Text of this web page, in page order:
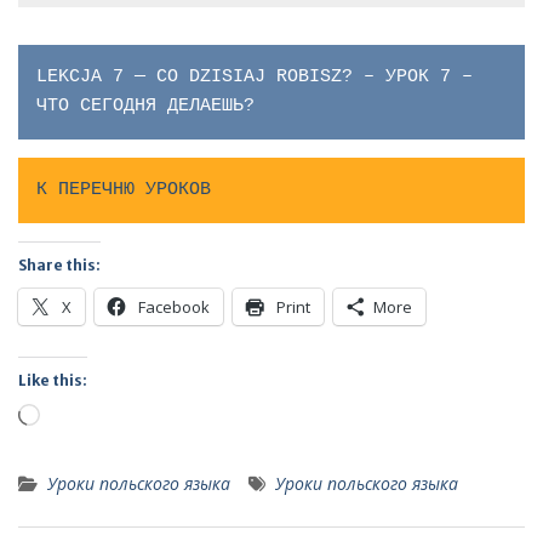
LEKCJA 7 — CO DZISIAJ ROBISZ? – УРОК 7 –
ЧТО СЕГОДНЯ ДЕЛАЕШЬ?
К ПЕРЕЧНЮ УРОКОВ
Share this:
X Facebook Print More
Like this:
Loading…
Уроки польского языка Уроки польского языка